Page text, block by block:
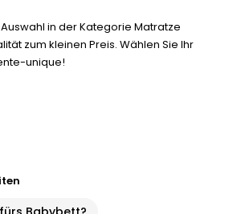
in der Kategorie Matratze
zum kleinen Preis. Wählen Sie Ihr
unique!